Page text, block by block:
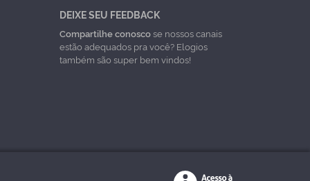
DEIXE SEU FEEDBACK
Compartilhe conoscose nossos canais
estão adequados pra você? Elogios
também são super bem vindos!